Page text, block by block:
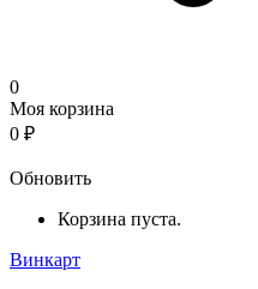
0
Моя корзина
0 ₽
Обновить
Корзина пуста.
Винкарт